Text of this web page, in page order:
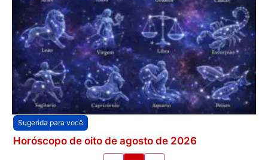
Sugerida para você
Horóscopo de oito de agosto de 2026